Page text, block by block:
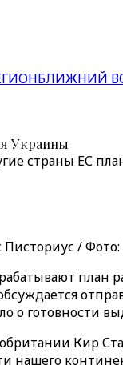
БЛИЖНИЙ
Украины
страны ЕС
/ Фото:
план
о готовности
Кир
нашего